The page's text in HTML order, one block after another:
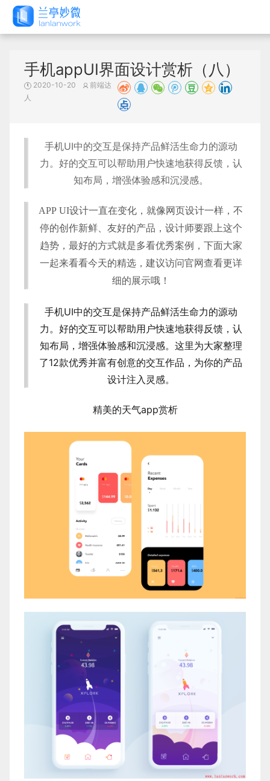
手机appUI界面设计赏析（八）
2020-10-20
前端达
人
手机UI中的交互是保持产品鲜活生命力的源动
力。好的交互可以帮助用户快速地获得反馈，认
知布局，增强体验感和沉浸感。
APP UI设计一直在变化，就像网页设计一样，不
停的创作新鲜、友好的产品，设计师要跟上这个
趋势，最好的方式就是多看优秀案例，下面大家
一起来看看今天的精选，建议访问官网查看更详
细的展示哦！
手机UI中的交互是保持产品鲜活生命力的源动
力。好的交互可以帮助用户快速地获得反馈，认
知布局，增强体验感和沉浸感。这里为大家整理
了12款优秀并富有创意的交互作品，为你的产品
设计注入灵感。
精美的天气app赏析